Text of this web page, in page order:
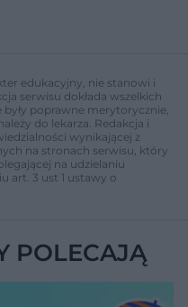
edukacyjny, nie stanowi i
serwisu dokłada wszelkich
poprawne merytorycznie,
do lekarza. Redakcja i
wynikającej z
na stronach serwisu, który
na udzielaniu
art. 3 ust 1 ustawy o
POLECAJĄ